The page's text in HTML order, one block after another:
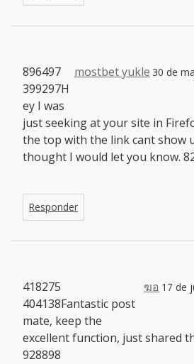
mostbet yukle 30 de
896497
399297H
ey I was
just seeking at your site in
the top with the link cant show
thought I would let you know.
Responder
ฆอ 17 de
418275
404138Fantastic post
mate, keep the
excellent function, just shared
928898